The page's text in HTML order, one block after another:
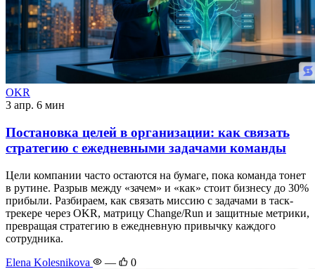
OKR
3 апр. 6 мин
Постановка целей в организации: как связать
стратегию с ежедневными задачами команды
Цели компании часто остаются на бумаге, пока команда тонет
в рутине. Разрыв между «зачем» и «как» стоит бизнесу до 30%
прибыли. Разбираем, как связать миссию с задачами в таск-
трекере через OKR, матрицу Change/Run и защитные метрики,
превращая стратегию в ежедневную привычку каждого
сотрудника.
Elena Kolesnikova
— 0